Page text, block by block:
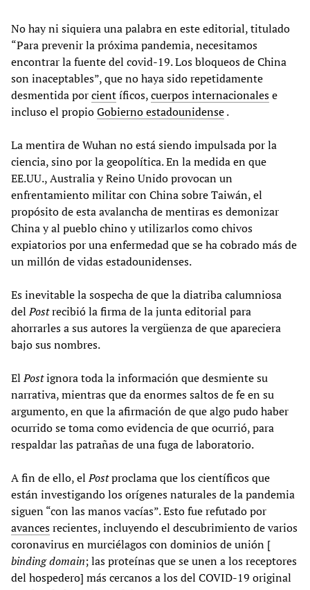
No hay ni siquiera una palabra en este editorial, titulado
“Para prevenir la próxima pandemia, necesitamos
encontrar la fuente del covid-19. Los bloqueos de China
son inaceptables”, que no haya sido repetidamente
desmentida porcientíficos,cuerpos internacionalese
incluso el propioGobierno estadounidense.
La mentira de Wuhan no está siendo impulsada por la
ciencia, sino por la geopolítica. En la medida en que
EE.UU., Australia y Reino Unido provocan un
enfrentamiento militar con China sobre Taiwán, el
propósito de esta avalancha de mentiras es demonizar
China y al pueblo chino y utilizarlos como chivos
expiatorios por una enfermedad que se ha cobrado más de
un millón de vidas estadounidenses.
Es inevitable la sospecha de que la diatriba calumniosa
delPostrecibió la firma de la junta editorial para
ahorrarles a sus autores la vergüenza de que apareciera
bajo sus nombres.
ElPostignora toda la información que desmiente su
narrativa, mientras que da enormes saltos de fe en su
argumento, en que la afirmación de que algo pudo haber
ocurrido se toma como evidencia de que ocurrió, para
respaldar las patrañas de una fuga de laboratorio.
A fin de ello, elPostproclama que los científicos que
están investigando los orígenes naturales de la pandemia
siguen “con las manos vacías”. Esto fue refutado por
avancesrecientes, incluyendo el descubrimiento de varios
coronavirus en murciélagos con dominios de unión [
binding domain; las proteínas que se unen a los receptores
del hospedero] más cercanos a los del COVID-19 original